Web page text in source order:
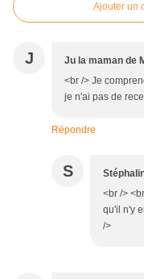
Ajouter un
J Ju la maman de
<br /> Je
je n'ai pas de
Répondre
S
<br />
qu'il n'y
/>